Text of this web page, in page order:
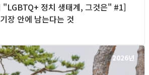
정치 생태계, 그것은" #1]
장 안에 남는다는 것
2026년